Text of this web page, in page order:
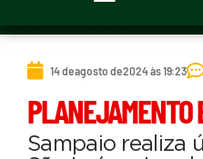
14 de agosto de 2024 às 19:23
PLANEJAMENTO
Sampaio realiza